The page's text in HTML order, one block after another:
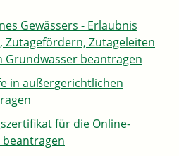
Gewässers - Erlaubnis
Zutagefördern, Zutageleiten
Grundwasser beantragen
in außergerichtlichen
für die Online-